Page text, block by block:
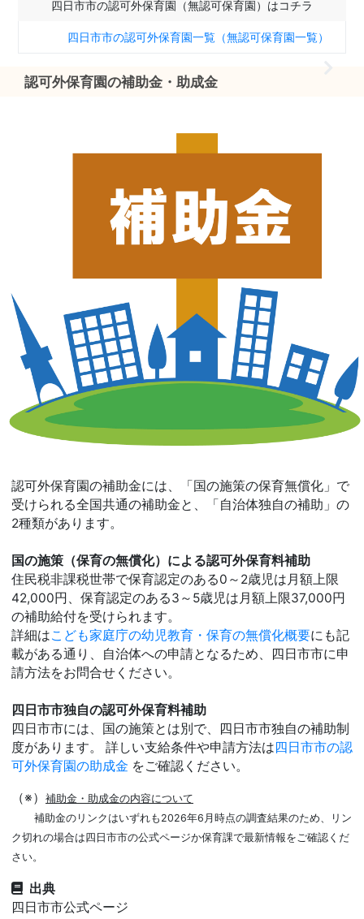
四日市市の認可外保育園（無認可保育園）はコチラ
四日市市の認可外保育園一覧（無認可保育園一覧）
認可外保育園の補助金・助成金
認可外保育園の補助金には、「国の施策の保育無償化」で
受けられる全国共通の補助金と、「自治体独自の補助」の
2種類があります。
国の施策（保育の無償化）による認可外保育料補助
住民税非課税世帯で保育認定のある0～2歳児は月額上限
42,000円、保育認定のある3～5歳児は月額上限37,000円
の補助給付を受けられます。
詳細はこども家庭庁の幼児教育・保育の無償化概要にも記
載がある通り、自治体への申請となるため、四日市市に申
請方法をお問合せください。
四日市市独自の認可外保育料補助
四日市市には、国の施策とは別で、四日市市独自の補助制
度があります。 詳しい支給条件や申請方法は四日市市の認
可外保育園の助成金 をご確認ください。
（※）
補助金・助成金の内容について
補助金のリンクはいずれも2026年6月時点の調査結果のため、リン
ク切れの場合は四日市市の公式ページか保育課で最新情報をご確認くだ
さい。
出典
四日市市公式ページ